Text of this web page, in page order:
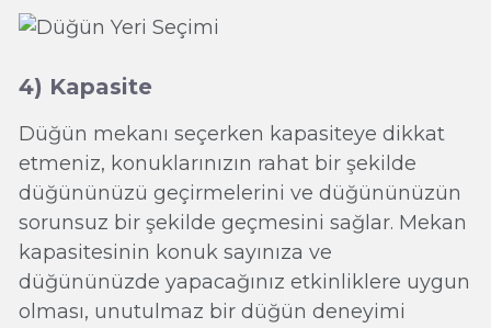
4) Kapasite
Düğün mekanı seçerken kapasiteye dikkat
etmeniz, konuklarınızın rahat bir şekilde
düğününüzü geçirmelerini ve düğününüzün
sorunsuz bir şekilde geçmesini sağlar. Mekan
kapasitesinin konuk sayınıza ve
düğününüzde yapacağınız etkinliklere uygun
olması, unutulmaz bir düğün deneyimi